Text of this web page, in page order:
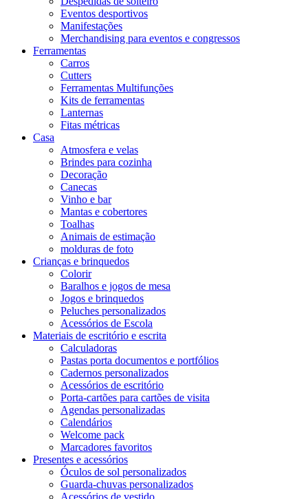
Eventos desportivos
Manifestações
Merchandising para eventos e congressos
Ferramentas
Carros
Cutters
Ferramentas Multifunções
Kits de ferramentas
Lanternas
Fitas métricas
Casa
Atmosfera e velas
Brindes para cozinha
Decoração
Canecas
Vinho e bar
Mantas e cobertores
Toalhas
Animais de estimação
molduras de foto
Crianças e brinquedos
Colorir
Baralhos e jogos de mesa
Jogos e brinquedos
Peluches personalizados
Acessórios de Escola
Materiais de escritório e escrita
Calculadoras
Pastas porta documentos e portfólios
Cadernos personalizados
Acessórios de escritório
Porta-cartões para cartões de visita
Agendas personalizadas
Calendários
Welcome pack
Marcadores favoritos
Presentes e acessórios
Óculos de sol personalizados
Guarda-chuvas personalizados
Acessórios de vestido